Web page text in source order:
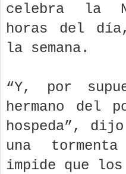
celebra la
horas del
la semana.
“Y, por
hermano del
hospeda”,
una
impide que